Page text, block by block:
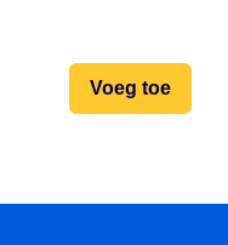
Voeg toe